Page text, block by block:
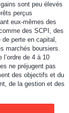
sont peu élevés
perçus
eux-mêmes des
des SCPI, des
perte en capital,
marchés boursiers.
de 4 à 10
ne préjugent pas
des objectifs et du
de la gestion et des